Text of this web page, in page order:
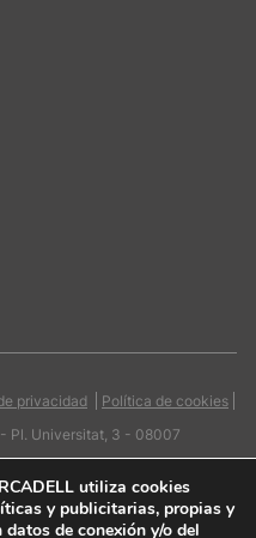
privacidad
Política de cookies
- Pl. Universitat, 3 - 08007
utiliza cookies
y publicitarias, propias y
de conexión y/o del